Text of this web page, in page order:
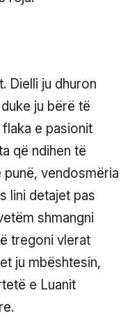
Dielli ju dhuron
ju bërë të
e pasionit
që ndihen të
vendosmëria
lini detajet pas
shmangni
tregoni vlerat
ju mbështesin,
e Luanit